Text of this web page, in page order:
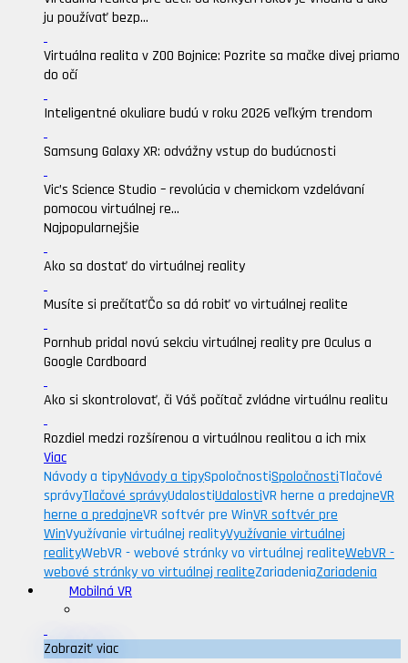
ju používať bezp...
Virtuálna realita v ZOO Bojnice: Pozrite sa mačke divej priamo
do očí
Inteligentné okuliare budú v roku 2026 veľkým trendom
Samsung Galaxy XR: odvážny vstup do budúcnosti
Vic’s Science Studio – revolúcia v chemickom vzdelávaní
pomocou virtuálnej re...
Najpopularnejšie
Ako sa dostať do virtuálnej reality
Musíte si prečítaťČo sa dá robiť vo virtuálnej realite
Pornhub pridal novú sekciu virtuálnej reality pre Oculus a
Google Cardboard
Ako si skontrolovať, či Váš počítač zvládne virtuálnu realitu
Rozdiel medzi rozšírenou a virtuálnou realitou a ich mix
Viac
Návody a tipyNávody a tipySpoločnostiSpoločnostiTlačové
správyTlačové správyUdalostiUdalostiVR herne a predajneVR
herne a predajneVR softvér pre WinVR softvér pre
WinVyužívanie virtuálnej realityVyužívanie virtuálnej
realityWebVR - webové stránky vo virtuálnej realiteWebVR -
webové stránky vo virtuálnej realiteZariadeniaZariadenia
Mobilná VR
Zobraziť viac